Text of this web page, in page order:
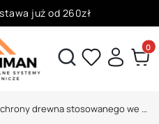
już od 260zł
12:00 a wyślemy ją już dziś.
Otwórz wyszukiwarkę
do ochrony drewna stosowanego we wnętrzach